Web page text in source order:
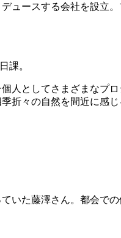
ュースする会社を設立
課。
人としてさまざまなプ
折々の自然を間近に感
いた藤澤さん。都会で